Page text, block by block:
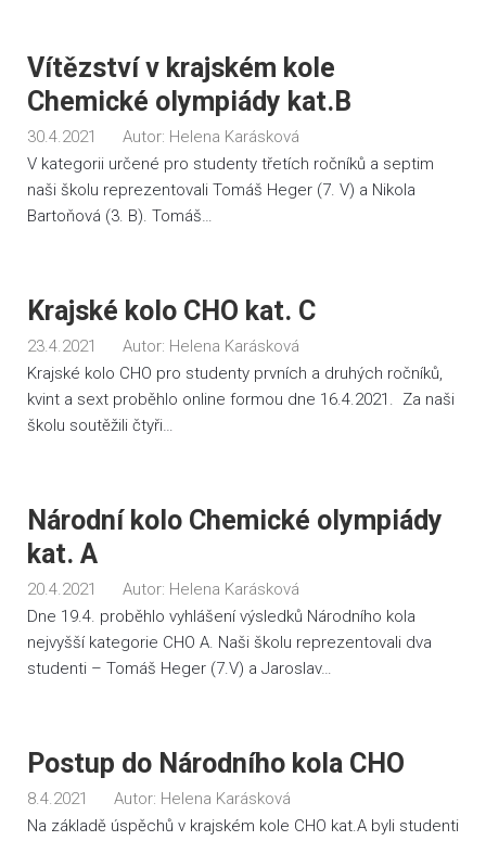
Vítězství v krajském kole
Chemické olympiády kat.B
30.4.2021 Autor: Helena Karásková
V kategorii určené pro studenty třetích ročníků a septim
naši školu reprezentovali Tomáš Heger (7. V) a Nikola
Bartoňová (3. B). Tomáš…
Krajské kolo CHO kat. C
23.4.2021 Autor: Helena Karásková
Krajské kolo CHO pro studenty prvních a druhých ročníků,
kvint a sext proběhlo online formou dne 16.4.2021. Za naši
školu soutěžili čtyři…
Národní kolo Chemické olympiády
kat. A
20.4.2021 Autor: Helena Karásková
Dne 19.4. proběhlo vyhlášení výsledků Národního kola
nejvyšší kategorie CHO A. Naši školu reprezentovali dva
studenti – Tomáš Heger (7.V) a Jaroslav…
Postup do Národního kola CHO
8.4.2021 Autor: Helena Karásková
Na základě úspěchů v krajském kole CHO kat.A byli studenti